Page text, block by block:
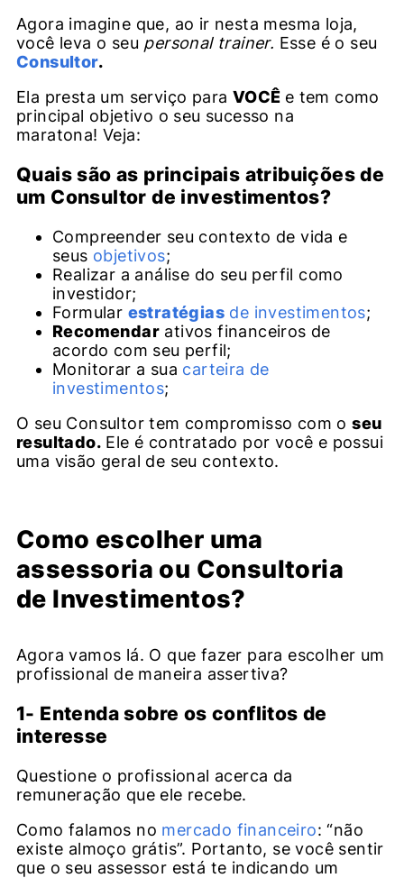
Agora imagine que, ao ir nesta mesma loja,
você leva o seu personal trainer. Esse é o seu
Consultor.
Ela presta um serviço para VOCÊ e tem como
principal objetivo o seu sucesso na
maratona! Veja:
Quais são as principais atribuições de
um Consultor de investimentos?
Compreender seu contexto de vida e
seus objetivos;
Realizar a análise do seu perfil como
investidor;
Formular estratégias de investimentos;
Recomendar ativos financeiros de
acordo com seu perfil;
Monitorar a sua carteira de
investimentos;
O seu Consultor tem compromisso com oseu
resultado. Ele é contratado por você e possui
uma visão geral de seu contexto.
Como escolher uma
assessoria ou Consultoria
de Investimentos?
Agora vamos lá. O que fazer para escolher um
profissional de maneira assertiva?
1- Entenda sobre os conflitos de
interesse
Questione o profissional acerca da
remuneração que ele recebe.
Como falamos no mercado financeiro: “não
existe almoço grátis”. Portanto, se você sentir
que o seu assessor está te indicando um